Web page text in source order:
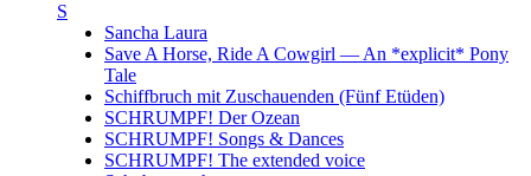
S
Sancha Laura
Save A Horse, Ride A Cowgirl — An *explicit* Pony
Tale
Schiffbruch mit Zuschauenden (Fünf Etüden)
SCHRUMPF! Der Ozean
SCHRUMPF! Songs & Dances
SCHRUMPF! The extended voice